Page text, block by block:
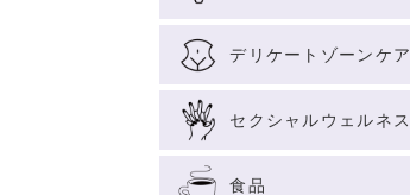
デリケートゾーンケア
セクシャルウェルネス
食品